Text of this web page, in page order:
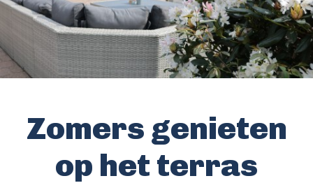
Zomers genieten
op het terras